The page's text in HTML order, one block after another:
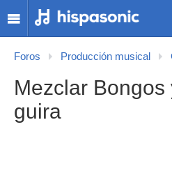
Foros Producción musical
Mezclar Bongos
guira